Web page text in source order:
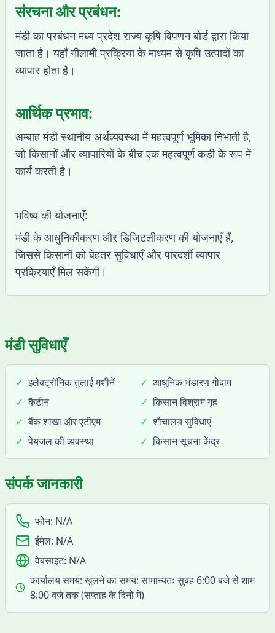
संरचना और प्रबंधन:
मंडी का प्रबंधन मध्य प्रदेश राज्य कृषि विपणन बोर्ड द्वारा किया
जाता है। यहाँ नीलामी प्रक्रिया के माध्यम से कृषि उत्पादों का
व्यापार होता है।
आर्थिक प्रभाव:
अम्बाह मंडी स्थानीय अर्थव्यवस्था में महत्वपूर्ण भूमिका निभाती है,
जो किसानों और व्यापारियों के बीच एक महत्वपूर्ण कड़ी के रूप में
कार्य करती है।
भविष्य की योजनाएँ:
मंडी के आधुनिकीकरण और डिजिटलीकरण की योजनाएँ हैं,
जिससे किसानों को बेहतर सुविधाएँ और पारदर्शी व्यापार
प्रक्रियाएँ मिल सकेंगी।
मंडी सुविधाएँ
✓ इलेक्ट्रॉनिक तुलाई मशीनें ✓ आधुनिक भंडारण गोदाम
✓ कैंटीन ✓ किसान विश्राम गृह
✓ बैंक शाखा और एटीएम ✓ शौचालय सुविधाएं
✓ पेयजल की व्यवस्था ✓ किसान सूचना केंद्र
संपर्क जानकारी
फोन: N/A
ईमेल: N/A
वेबसाइट: N/A
कार्यालय समय:खुलने का समय: सामान्यतः सुबह 6:00 बजे से शाम
8:00 बजे तक (सप्ताह के दिनों में)